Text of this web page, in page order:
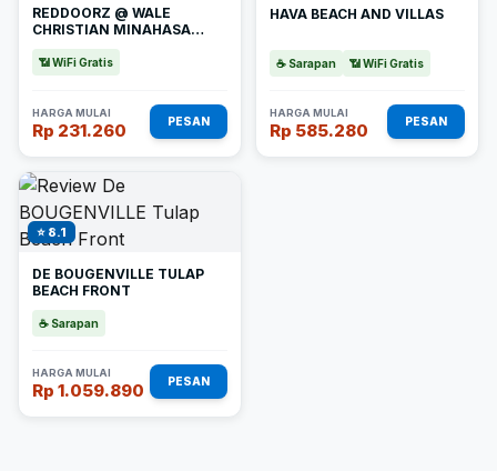
REDDOORZ @ WALE
CHRISTIAN MINAHASA
📶 WiFi Gratis
HARGA MULAI
Rp 231.260 PESAN
HAVA BEACH AND VILLAS
☕ Sarapan 📶 WiFi Gratis
HARGA MULAI
Rp 585.280 PESAN
⭐ 8.1
DE BOUGENVILLE TULAP
BEACH FRONT
☕ Sarapan
HARGA MULAI
Rp 1.059.890 PESAN